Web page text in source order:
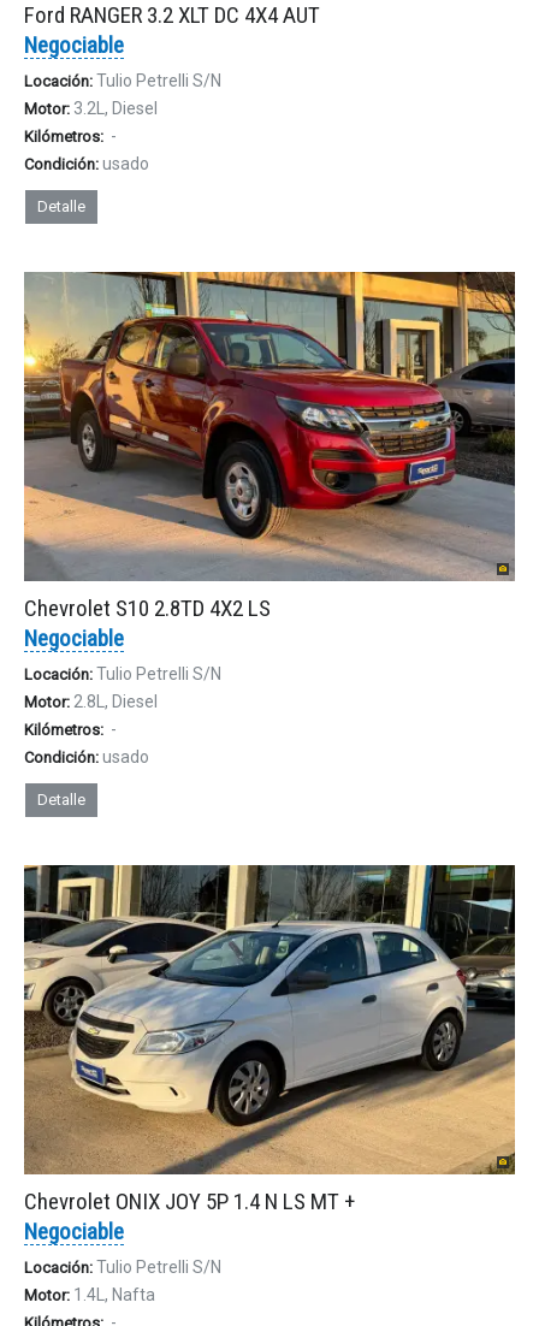
Ford RANGER 3.2 XLT DC 4X4 AUT
Negociable
Locación: Tulio Petrelli S/N
Motor: 3.2L, Diesel
Kilómetros: -
Condición: usado
Detalle
Chevrolet S10 2.8TD 4X2 LS
Negociable
Locación: Tulio Petrelli S/N
Motor: 2.8L, Diesel
Kilómetros: -
Condición: usado
Detalle
Chevrolet ONIX JOY 5P 1.4 N LS MT +
Negociable
Locación: Tulio Petrelli S/N
Motor: 1.4L, Nafta